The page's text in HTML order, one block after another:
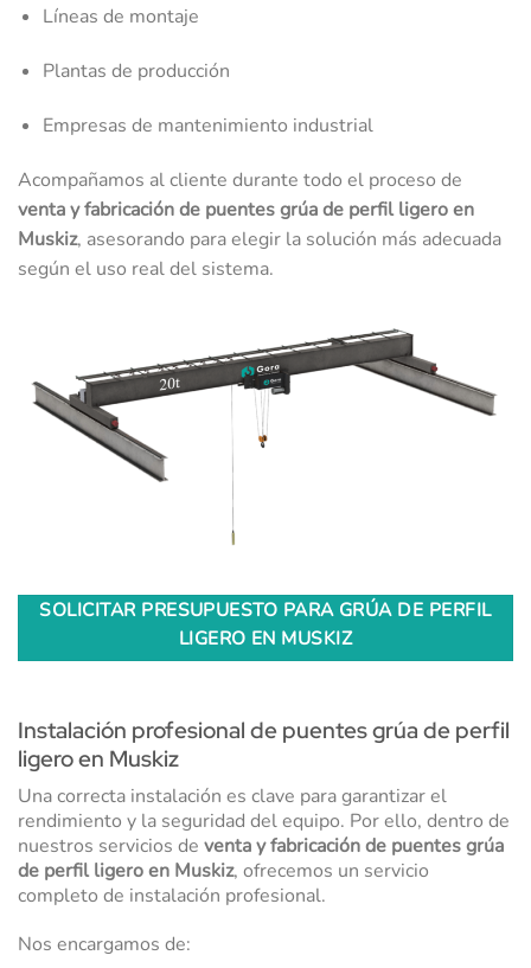
Líneas de montaje
Plantas de producción
Empresas de mantenimiento industrial
Acompañamos al cliente durante todo el proceso de
venta y fabricación de puentes grúa de perfil ligero en
Muskiz, asesorando para elegir la solución más adecuada
según el uso real del sistema.
SOLICITAR PRESUPUESTO PARA GRÚA DE PERFIL
LIGERO EN MUSKIZ
Instalación profesional de puentes grúa de perfil
ligero en Muskiz
Una correcta instalación es clave para garantizar el
rendimiento y la seguridad del equipo. Por ello, dentro de
nuestros servicios de venta y fabricación de puentes grúa
de perfil ligero en Muskiz, ofrecemos un servicio
completo de instalación profesional.
Nos encargamos de: